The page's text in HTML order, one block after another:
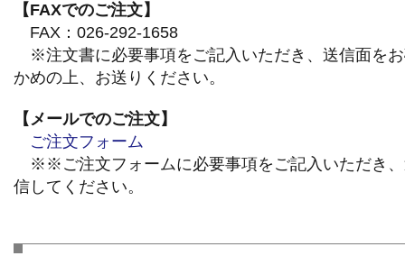
【FAXでのご注文】
FAX：026-292-1658
※注文書に必要事項をご記入いただき、送信面を
かめの上、お送りください。
【メールでのご注文】
ご注文フォーム
※※ご注文フォームに必要事項をご記入いただき
信してください。